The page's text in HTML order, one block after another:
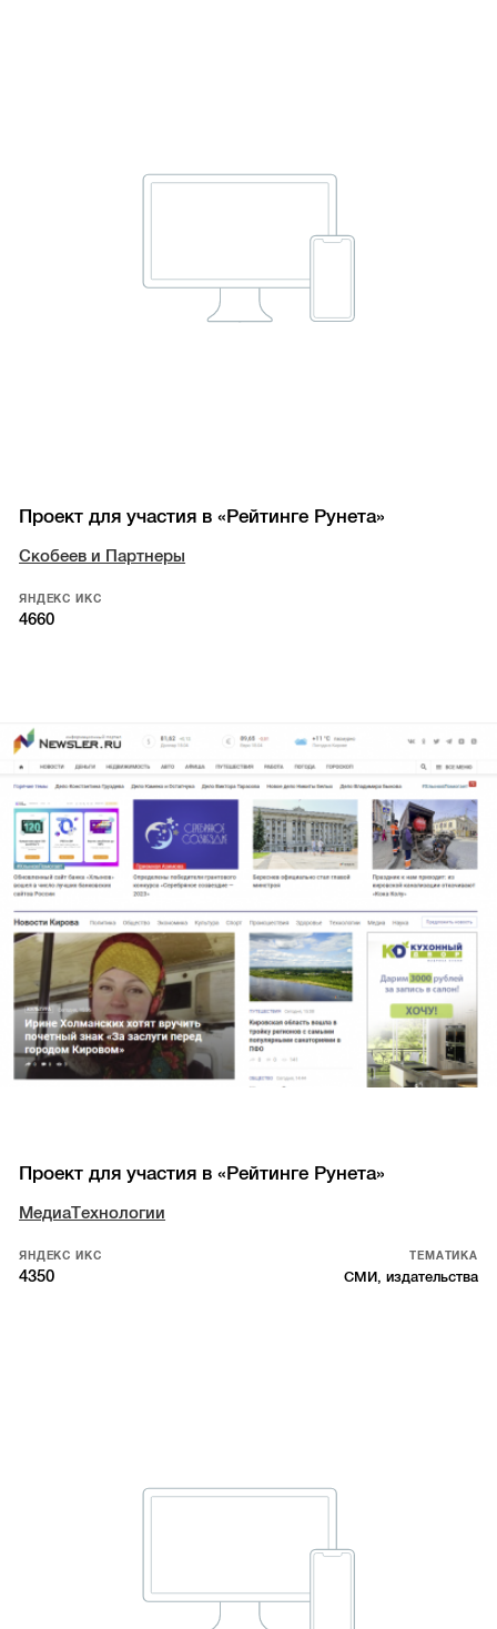
Проект для участия в «Рейтинге Рунета»
Скобеев и Партнеры
ЯНДЕКС ИКС
4660
Проект для участия в «Рейтинге Рунета»
МедиаТехнологии
ЯНДЕКС ИКС
4350
ТЕМАТИКА
СМИ, издательства